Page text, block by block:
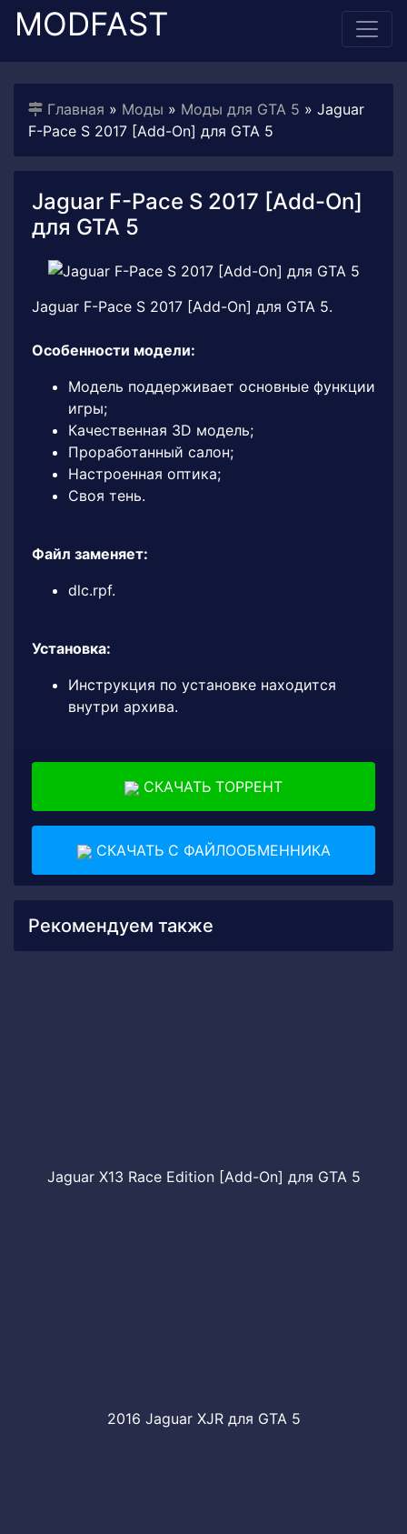
MODFAST
Главная » Моды » Моды для GTA 5 » Jaguar
F-Pace S 2017 [Add-On] для GTA 5
Jaguar F-Pace S 2017 [Add-On]
для GTA 5
Jaguar F-Pace S 2017 [Add-On] для GTA 5.
Особенности модели:
Модель поддерживает основные функции
игры;
Качественная 3D модель;
Проработанный салон;
Настроенная оптика;
Своя тень.
Файл заменяет:
dlc.rpf.
Установка:
Инструкция по установке находится
внутри архива.
СКАЧАТЬ ТОРРЕНТ
СКАЧАТЬ С ФАЙЛООБМЕННИКА
Рекомендуем также
Jaguar X13 Race Edition [Add-On] для GTA 5
2016 Jaguar XJR для GTA 5